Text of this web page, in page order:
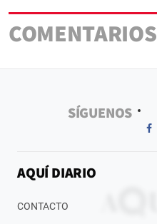
COMENTARIOS
SÍGUENOS
AQUÍ DIARIO
CONTACTO